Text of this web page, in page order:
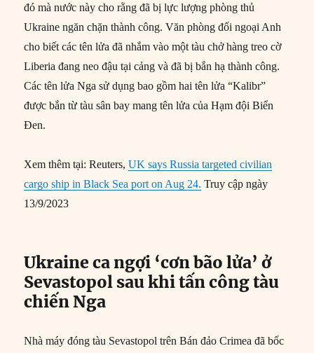
đó mà nước này cho rằng đã bị lực lượng phòng thủ
Ukraine ngăn chặn thành công. Văn phòng đối ngoại Anh
cho biết các tên lửa đã nhắm vào một tàu chở hàng treo cờ
Liberia đang neo đậu tại cảng và đã bị bắn hạ thành công.
Các tên lửa Nga sử dụng bao gồm hai tên lửa “Kalibr”
được bắn từ tàu sân bay mang tên lửa của Hạm đội Biển
Đen.
Xem thêm tại: Reuters,UK says Russia targeted civilian
cargo ship in Black Sea port on Aug 24. Truy cập ngày
13/9/2023
Ukraine ca ngợi ‘cơn bão lửa’ ở
Sevastopol sau khi tấn công tàu
chiến Nga
Nhà máy đóng tàu Sevastopol trên Bán đảo Crimea đã bốc